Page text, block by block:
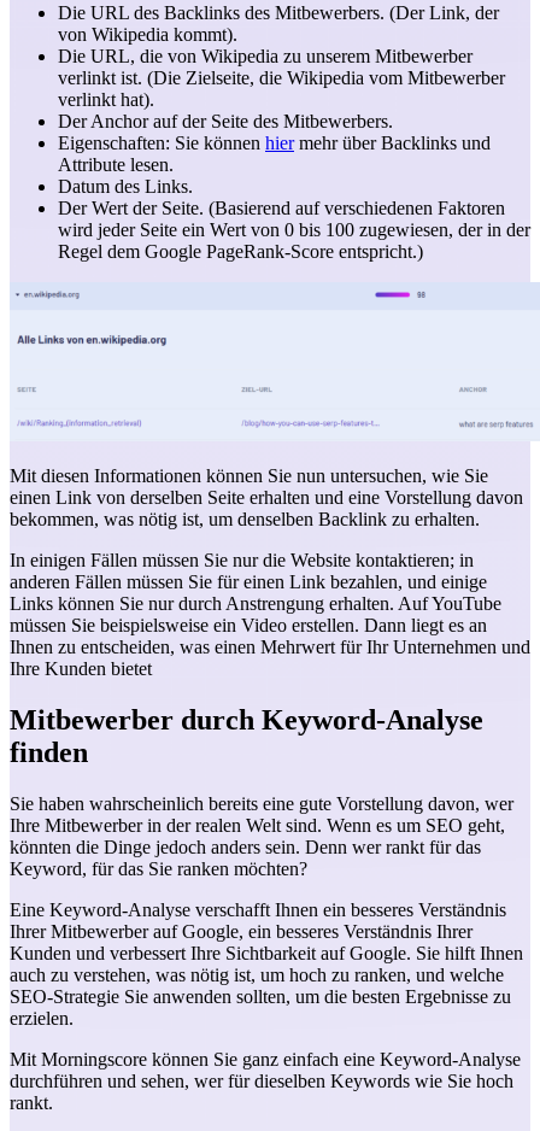
Die URL des Backlinks des Mitbewerbers. (Der Link, der
von Wikipedia kommt).
Die URL, die von Wikipedia zu unserem Mitbewerber
verlinkt ist. (Die Zielseite, die Wikipedia vom Mitbewerber
verlinkt hat).
Der Anchor auf der Seite des Mitbewerbers.
Eigenschaften: Sie können hiermehr über Backlinks und
Attribute lesen.
Datum des Links.
Der Wert der Seite. (Basierend auf verschiedenen Faktoren
wird jeder Seite ein Wert von 0 bis 100 zugewiesen, der in der
Regel dem Google PageRank-Score entspricht.)
Mit diesen Informationen können Sie nun untersuchen, wie Sie
einen Link von derselben Seite erhalten und eine Vorstellung davon
bekommen, was nötig ist, um denselben Backlink zu erhalten.
In einigen Fällen müssen Sie nur die Website kontaktieren; in
anderen Fällen müssen Sie für einen Link bezahlen, und einige
Links können Sie nur durch Anstrengung erhalten. Auf YouTube
müssen Sie beispielsweise ein Video erstellen. Dann liegt es an
Ihnen zu entscheiden, was einen Mehrwert für Ihr Unternehmen und
Ihre Kunden bietet
Mitbewerber durch Keyword-Analyse
finden
Sie haben wahrscheinlich bereits eine gute Vorstellung davon, wer
Ihre Mitbewerber in der realen Welt sind. Wenn es um SEO geht,
könnten die Dinge jedoch anders sein. Denn wer rankt für das
Keyword, für das Sie ranken möchten?
Eine Keyword-Analyse verschafft Ihnen ein besseres Verständnis
Ihrer Mitbewerber auf Google, ein besseres Verständnis Ihrer
Kunden und verbessert Ihre Sichtbarkeit auf Google. Sie hilft Ihnen
auch zu verstehen, was nötig ist, um hoch zu ranken, und welche
SEO-Strategie Sie anwenden sollten, um die besten Ergebnisse zu
erzielen.
Mit Morningscore können Sie ganz einfach eine Keyword-Analyse
durchführen und sehen, wer für dieselben Keywords wie Sie hoch
rankt.